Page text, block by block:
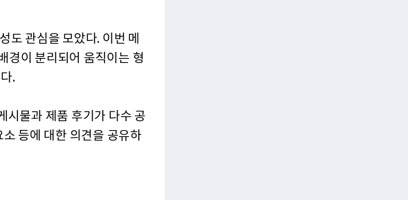
도 관심을 모았다. 이번 메
경이 분리되어 움직이는 형
.
시물과 제품 후기가 다수 공
등에 대한 의견을 공유하